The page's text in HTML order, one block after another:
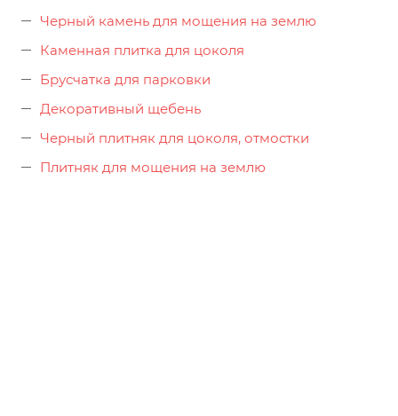
Черный камень для мощения на землю
Каменная плитка для цоколя
Брусчатка для парковки
Декоративный щебень
Черный плитняк для цоколя, отмостки
Плитняк для мощения на землю